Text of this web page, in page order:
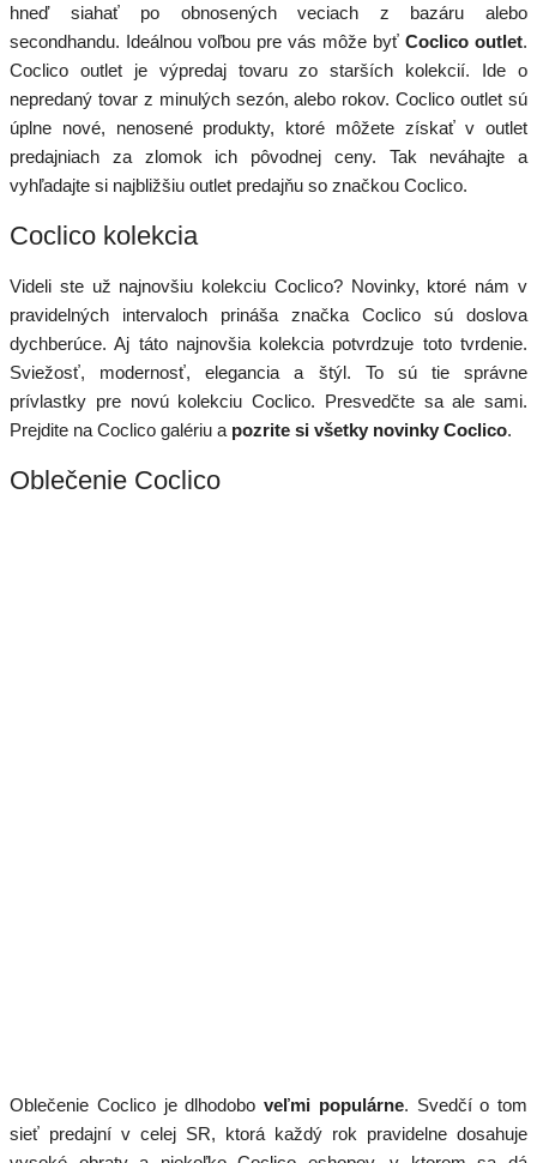
hneď siahať po obnosených veciach z bazáru alebo
secondhandu. Ideálnou voľbou pre vás môže byť Coclico outlet.
Coclico outlet je výpredaj tovaru zo starších kolekcií. Ide o
nepredaný tovar z minulých sezón, alebo rokov. Coclico outlet sú
úplne nové, nenosené produkty, ktoré môžete získať v outlet
predajniach za zlomok ich pôvodnej ceny. Tak neváhajte a
vyhľadajte si najbližšiu outlet predajňu so značkou Coclico.
Coclico kolekcia
Videli ste už najnovšiu kolekciu Coclico? Novinky, ktoré nám v
pravidelných intervaloch prináša značka Coclico sú doslova
dychberúce. Aj táto najnovšia kolekcia potvrdzuje toto tvrdenie.
Sviežosť, modernosť, elegancia a štýl. To sú tie správne
prívlastky pre novú kolekciu Coclico. Presvedčte sa ale sami.
Prejdite na Coclico galériu a pozrite si všetky novinky Coclico.
Oblečenie Coclico
Oblečenie Coclico je dlhodobo veľmi populárne. Svedčí o tom
sieť predajní v celej SR, ktorá každý rok pravidelne dosahuje